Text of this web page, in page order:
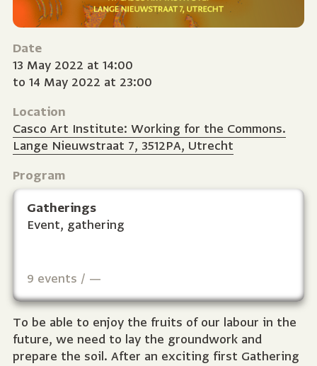
To be able to enjoy the fruits of our labour in the
future, we need to lay the groundwork and
prepare the soil. After an exciting first Gathering
Date
13 May 2022 at 14:00
to 14 May 2022 at 23:00
Location
Casco Art Institute: Working for the Commons.
Lange Nieuwstraat 7, 3512PA, Utrecht
Program
Gatherings
Event, gathering
9 events / —